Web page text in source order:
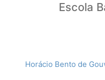
Escola
Horácio Bento de